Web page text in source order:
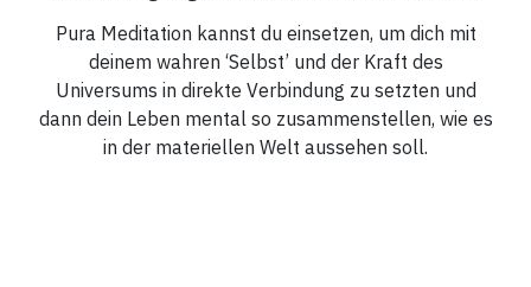
Pura Meditation kannst du einsetzen, um dich mit
deinem wahren ‘Selbst’ und der Kraft des
Universums in direkte Verbindung zu setzten und
dann dein Leben mental so zusammenstellen, wie es
in der materiellen Welt aussehen soll.